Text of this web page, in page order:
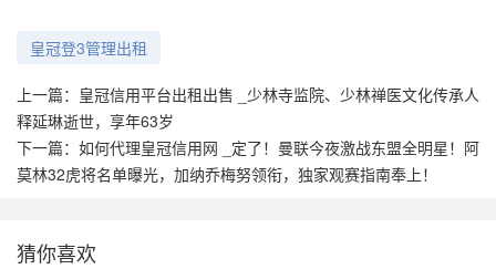
皇冠登3管理出租
上一篇： 皇冠信用平台出租出售 _少林寺监院、少林禅医文化传承人
释延琳逝世，享年63岁
下一篇： 如何代理皇冠信用网 _定了！曼联今夜激战东盟全明星！阿
莫林32虎将名单曝光，加纳乔梅努领衔，独家观赛指南奉上！
猜你喜欢